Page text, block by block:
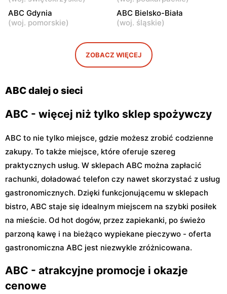
2
Kochanowskiego 39
Warszawa, ul. Andrzeja
Warszawa, ul. Samarytanka
3
Warszawa, ul. Sulejkowska
43
ABC Gdynia
(woj. pomorskie)
ABC Bielsko-Biała
(woj. śląskie)
ZOBACZ WIĘCEJ
ABC dalej o sieci
ABC - więcej niż tylko sklep spożywczy
ABC to nie tylko miejsce, gdzie możesz zrobić codzienne
zakupy. To także miejsce, które oferuje szereg
praktycznych usług. W sklepach ABC można zapłacić
rachunki, doładować telefon czy nawet skorzystać z usług
gastronomicznych. Dzięki funkcjonującemu w sklepach
bistro, ABC staje się idealnym miejscem na szybki posiłek
na mieście. Od hot dogów, przez zapiekanki, po świeżo
parzoną kawę i na bieżąco wypiekane pieczywo - oferta
gastronomiczna ABC jest niezwykle zróżnicowana.
ABC - atrakcyjne promocje i okazje
cenowe